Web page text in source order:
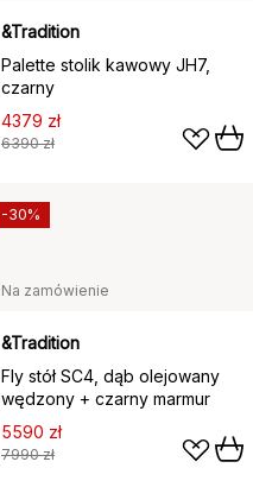
&Tradition
Palette stolik kawowy JH7,
czarny
4379 zł
6390 zł
Na zamówienie
&Tradition
Fly stół SC4, dąb olejowany
wędzony + czarny marmur
5590 zł
7990 zł
-30%